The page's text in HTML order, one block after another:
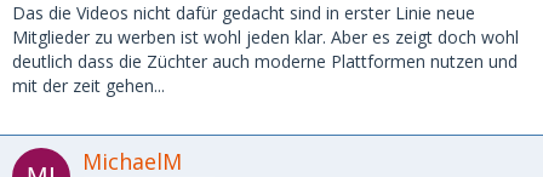
Das die Videos nicht dafür gedacht sind in erster Linie neue
Mitglieder zu werben ist wohl jeden klar. Aber es zeigt doch wohl
deutlich dass die Züchter auch moderne Plattformen nutzen und
mit der zeit gehen...
MichaelM